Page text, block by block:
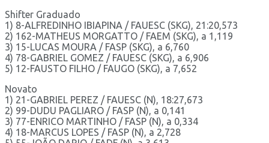
Shifter Graduado
1) 8-ALFREDINHO IBIAPINA / FAUESC (SKG), 21:20,573
2) 162-MATHEUS MORGATTO / FAEM (SKG), a 1,119
3) 15-LUCAS MOURA / FASP (SKG), a 6,760
4) 78-GABRIEL GOMEZ / FAUESC (SKG), a 6,906
5) 12-FAUSTO FILHO / FAUGO (SKG), a 7,652
Novato
1) 21-GABRIEL PEREZ / FAUESC (N), 18:27,673
2) 99-DUDU PAGLIARO / FASP (N), a 0,141
3) 77-ENRICO MARTINHO / FASP (N), a 0,334
4) 18-MARCUS LOPES / FASP (N), a 2,728